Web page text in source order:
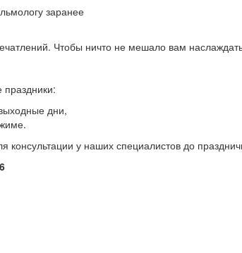
заранее
Чтобы ничто не мешало вам
праздники:
дни,
у наших специалистов до